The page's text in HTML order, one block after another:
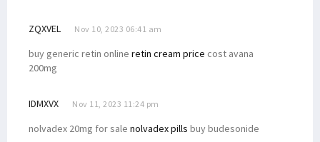
ZQXVEL Nov 10, 2023 06:41 am
buy generic retin online retin cream price cost avana
200mg
IDMXVX Nov 11, 2023 11:24 pm
nolvadex 20mg for sale nolvadex pills buy budesonide